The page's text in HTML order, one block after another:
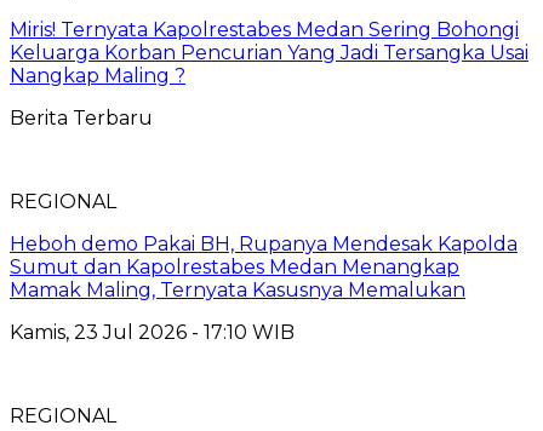
Miris! Ternyata Kapolrestabes Medan Sering Bohongi
Keluarga Korban Pencurian Yang Jadi Tersangka Usai
Nangkap Maling ?
Berita Terbaru
REGIONAL
Heboh demo Pakai BH, Rupanya Mendesak Kapolda
Sumut dan Kapolrestabes Medan Menangkap
Mamak Maling, Ternyata Kasusnya Memalukan
Kamis, 23 Jul 2026 - 17:10 WIB
REGIONAL